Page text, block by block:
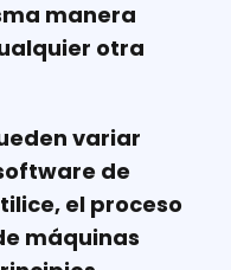
manera
otra
variar
de
el proceso
máquinas